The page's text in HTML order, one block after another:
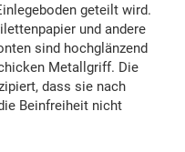
geteilt wird.
und andere
sind hochglänzend
Metallgriff. Die
dass sie nach
Beinfreiheit nicht